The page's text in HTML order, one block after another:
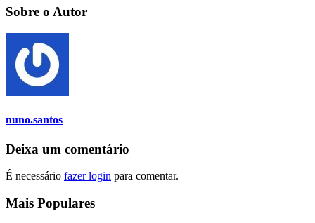
Sobre o Autor
nuno.santos
Deixa um comentário
É necessário fazer login para comentar.
Mais Populares